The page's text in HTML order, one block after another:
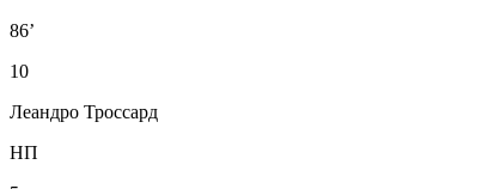
86’
10
Леандро Троссард
НП